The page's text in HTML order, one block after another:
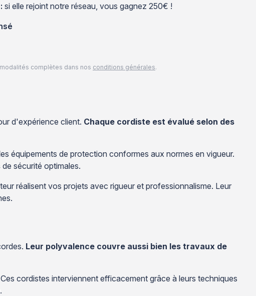
si elle rejoint notre réseau, vous gagnez 250€ !
complètes dans nos conditions générales.
d'expérience client. Chaque cordiste est évalué selon des
équipements de protection conformes aux normes en vigueur.
sécurité optimales.
réalisent vos projets avec rigueur et professionnalisme. Leur
Leur polyvalence couvre aussi bien les travaux de
cordistes interviennent efficacement grâce à leurs techniques